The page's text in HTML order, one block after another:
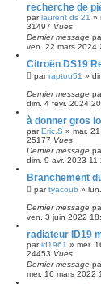
recherche de
parlaurent ds 21 »
31497 Vues
Dernier message
ven. 22 mars 2024
Citroën DS19
parraptou51 »
Dernier message
dim. 4 févr. 2024
à donner gros
parEric.S » mar.
25177 Vues
Dernier message
dim. 9 avr. 2023
Branchement
partyacoub »
Dernier message
ven. 3 juin 2022
radiateur ID19
parid1961 » mer.
24453 Vues
Dernier message
mer. 16 mars 2022